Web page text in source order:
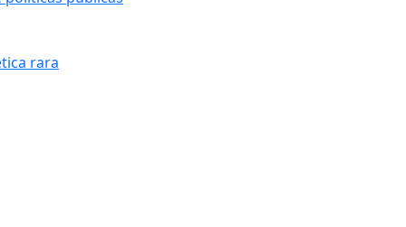
rara